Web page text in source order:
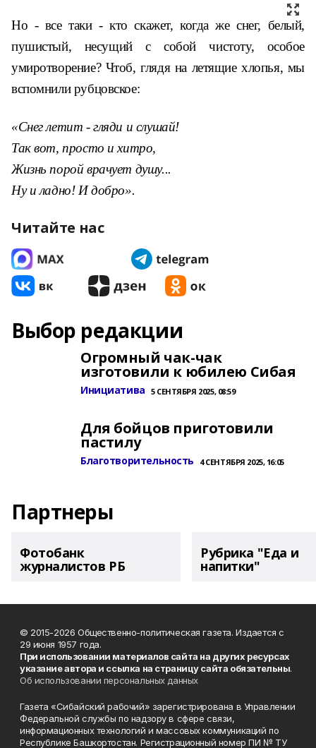
Но - все таки - кто скажет, когда же снег, белый,
пушистый, несущий с собой чистоту, особое
умиротворение? Чтоб, глядя на летящие хлопья, мы
вспомнили рубцовское:
«Снег летит - гляди и слушай!
Так вот, просто и хитро,
Жизнь порой врачует душу...
Ну и ладно! И добро».
Читайте нас
Выбор редакции
Огромный чак-чак
изготовили к юбилею Сибая
Инициатива 5 СЕНТЯБРЯ 2025, 08:59
Для бойцов приготовили
пастилу
Благотворительность 4 СЕНТЯБРЯ 2025, 16:05
Партнеры
Фотобанк
журналистов РБ
Рубрика "Еда и
напитки"
© 2015-2026 Общественно-политическая газета. Издается с
29 июня 1957 года.
При использовании материалов сайта на других ресурсах
указание автора и ссылка на страницу сайта обязательны.
Об использовании персональных данных
Газета «Сибайский рабочий» зарегистрирована в Управлении
Федеральной службы по надзору в сфере связи,
информационных технологий и массовых коммуникаций по
Республике Башкортостан. Регистрационный номер ПИ № ТУ